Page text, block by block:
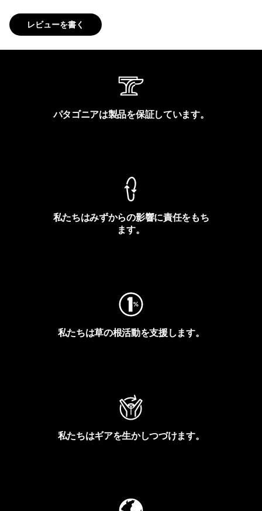
レビューを書く
パタゴニアは製品を保証しています。
私たちはみずからの影響に責任をもち
ます。
私たちは草の根活動を支援します。
私たちはギアを生かしつづけます。